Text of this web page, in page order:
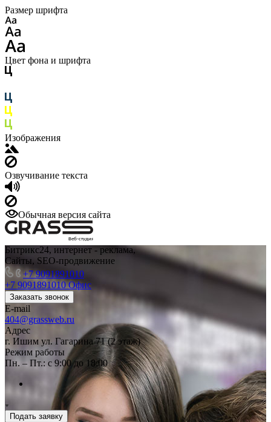
Размер шрифта
Цвет фона и шрифта
Изображения
Озвучивание текста
Обычная версия сайта
Веб-студия
Битрикс24, интернет - реклама,
Сайты, SEO-продвижение
+7 9091891010
+7 9091891010Офис
Заказать звонок
E-mail
404@grassweb.ru
Адрес
г. Ишим ул. Гагарина 71 (2 этаж)
Режим работы
Пн. – Пт.: с 9:00 до 18:00
Подать заявку